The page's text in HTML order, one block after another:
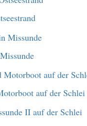
auf der Schlei